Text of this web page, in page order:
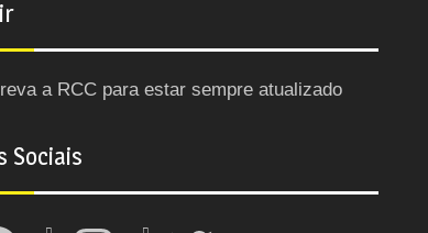
a RCC para estar sempre atualizado
Sociais